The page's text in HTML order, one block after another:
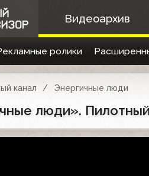
Видеоархив
ролики
канал Энергичные люди
люди».